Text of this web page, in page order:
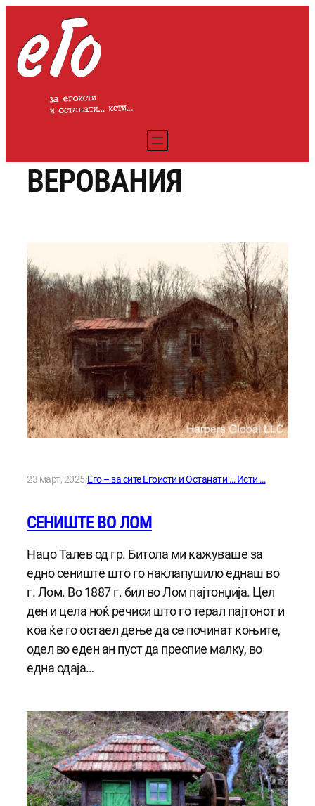
содржината
ВЕРОВАНИЯ
23 март, 2025·Его – за сите Егоисти и Останати … Исти …
СЕНИШТЕ ВО ЛОМ
Нацо Талев од гр. Битола ми кажуваше за
едно сениште што го наклапушило еднаш во
г. Лом. Во 1887 г. бил во Лом пајтонџија. Цел
ден и цела ноќ речиси што го терал пајтонот и
коа ќе го остаел дење да се починат коњите,
одел во еден ан пуст да преспие малку, во
една одаја…